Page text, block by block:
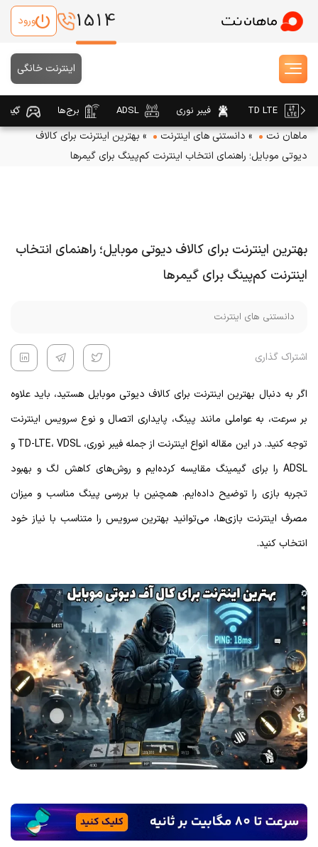
1514 ورود
اینترنت خانگی
TD LTE فیبر نوری ADSL برج‌ها
ماهان نت » دانستنی های اینترنت » بهترین اینترنت برای کالاف
دیوتی موبایل؛ راهنمای انتخاب اینترنت کم‌پینگ برای گیمرها
بهترین اینترنت برای کالاف دیوتی موبایل؛ راهنمای انتخاب
اینترنت کم‌پینگ برای گیمرها
دانستنی های اینترنت
اشتراک گذاری
اگر به دنبال بهترین اینترنت برای کالاف دیوتی موبایل هستید، باید علاوه
بر سرعت، به عواملی مانند پینگ، پایداری اتصال و نوع سرویس اینترنت
توجه کنید. در این مقاله انواع اینترنت از جمله فیبر نوری، TD-LTE، VDSL و
ADSL را برای گیمینگ مقایسه کرده‌ایم و روش‌های کاهش لگ و بهبود
تجربه بازی را توضیح داده‌ایم. همچنین با بررسی پینگ مناسب و میزان
مصرف اینترنت بازی‌ها، می‌توانید بهترین سرویس را متناسب با نیاز خود
انتخاب کنید.